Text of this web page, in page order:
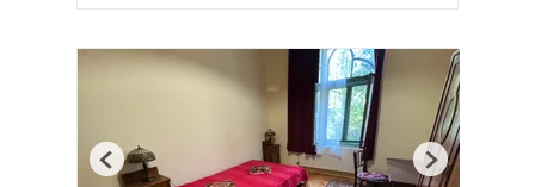
Previous Next